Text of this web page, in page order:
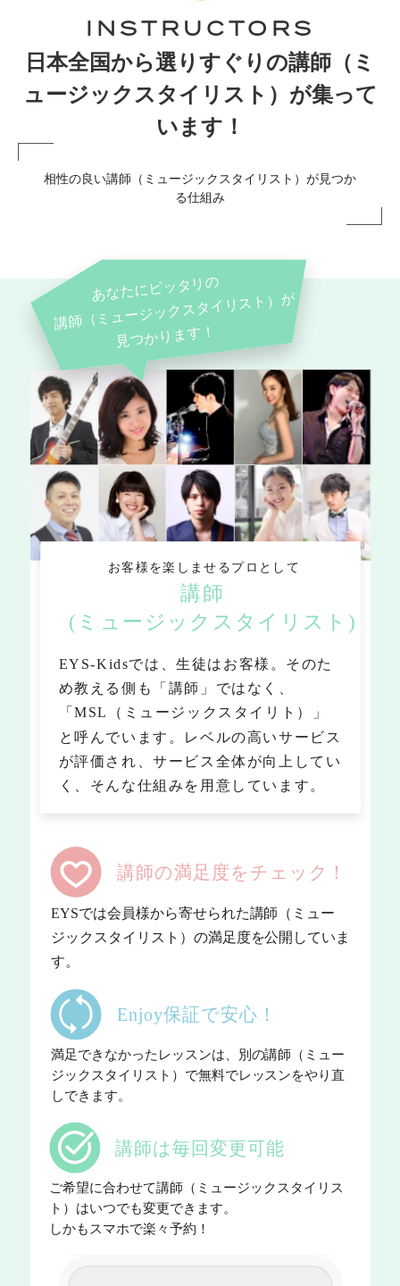
INSTRUCTORS
日本全国から選りすぐりの講師（ミ
ュージックスタイリスト）が集って
います！
相性の良い講師（ミュージックスタイリスト）が見つか
る仕組み